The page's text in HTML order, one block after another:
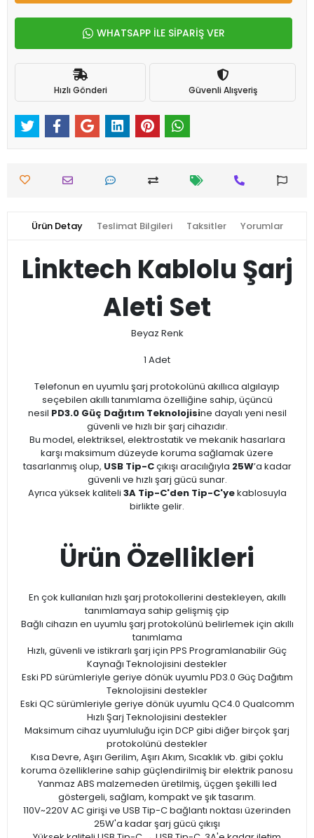
WHATSAPP İLE SİPARİŞ VER
Hızlı Gönderi Güvenli Alışveriş
Ürün Detay Teslimat Bilgileri Taksitler Yorumlar
Linktech Kablolu Şarj
Aleti Set
Beyaz Renk
1 Adet
​Telefonun en uyumlu şarj protokolünü akıllıca algılayıp
seçebilen akıllı tanımlama özelliğine sahip, üçüncü
nesil PD3.0 Güç Dağıtım Teknolojisine dayalı yeni nesil
güvenli ve hızlı bir şarj cihazıdır.
Bu model, elektriksel, elektrostatik ve mekanik hasarlara
karşı maksimum düzeyde koruma sağlamak üzere
tasarlanmış olup, USB Tip-Cçıkışı aracılığıyla 25W’a kadar
güvenli ve hızlı şarj gücü sunar.
Ayrıca yüksek kaliteli 3A Tip-C'den Tip-C'yekablosuyla
birlikte gelir.
Ürün Özellikleri
En çok kullanılan hızlı şarj protokollerini destekleyen, akıllı
tanımlamaya sahip gelişmiş çip
Bağlı cihazın en uyumlu şarj protokolünü belirlemek için akıllı
tanımlama
Hızlı, güvenli ve istikrarlı şarj için PPS Programlanabilir Güç
Kaynağı Teknolojisini destekler
Eski PD sürümleriyle geriye dönük uyumlu PD3.0 Güç Dağıtım
Teknolojisini destekler
Eski QC sürümleriyle geriye dönük uyumlu QC4.0 Qualcomm
Hızlı Şarj Teknolojisini destekler
Maksimum cihaz uyumluluğu için DCP gibi diğer birçok şarj
protokolünü destekler
Kısa Devre, Aşırı Gerilim, Aşırı Akım, Sıcaklık vb. gibi çoklu
koruma özelliklerine sahip güçlendirilmiş bir elektrik panosu
Yanmaz ABS malzemeden üretilmiş, üçgen şekilli led
göstergeli, sağlam, kompakt ve şık tasarım.
110V~220V AC girişi ve USB Tip-C bağlantı noktası üzerinden
25W'a kadar şarj gücü çıkışı